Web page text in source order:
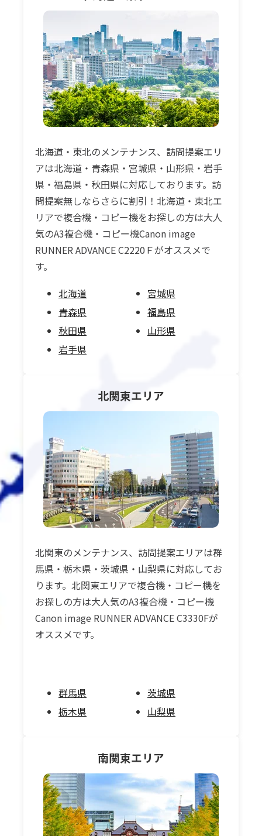
北海道・東北のメンテナンス、訪問提案エリ
アは北海道・青森県・宮城県・山形県・岩手
県・福島県・秋田県に対応しております。訪
問提案無しならさらに割引！北海道・東北エ
リアで複合機・コピー機をお探しの方は大人
気のA3複合機・コピー機Canon image
RUNNER ADVANCE C2220Ｆがオススメで
す。
北海道
青森県
秋田県
岩手県
宮城県
福島県
山形県
北関東エリア
北関東のメンテナンス、訪問提案エリアは群
馬県・栃木県・茨城県・山梨県に対応してお
ります。北関東エリアで複合機・コピー機を
お探しの方は大人気のA3複合機・コピー機
Canon image RUNNER ADVANCE C3330Fが
オススメです。
群馬県
栃木県
茨城県
山梨県
南関東エリア